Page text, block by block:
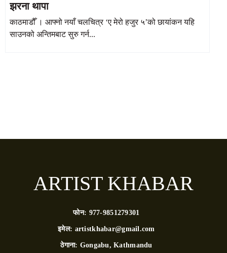
झरना थापा
काठमाडौँ । आफ्नो नयाँ चलचित्र ‘ए मेरो हजुर ५’को छायांकन यहि
साउनको अन्तिमबाट सुरु गर्न...
ARTIST KHABAR
फोन: 977-9851279301
इमेल: artistkhabar@gmail.com
ठेगाना: Gongabu, Kathmandu